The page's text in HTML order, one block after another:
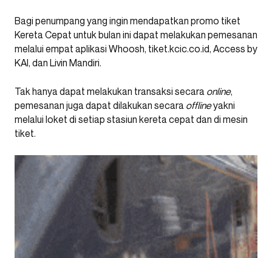
Bagi penumpang yang ingin mendapatkan promo tiket
Kereta Cepat untuk bulan ini dapat melakukan pemesanan
melalui empat aplikasi Whoosh, tiket.kcic.co.id, Access by
KAI, dan Livin Mandiri.
Tak hanya dapat melakukan transaksi secara online,
pemesanan juga dapat dilakukan secara offlineyakni
melalui loket di setiap stasiun kereta cepat dan di mesin
tiket.